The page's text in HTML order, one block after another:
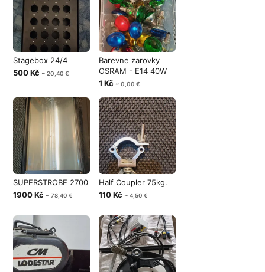
Stagebox 24/4
500 Kč ~ 20,40 €
Barevne zarovky
OSRAM - E14 40W
1 Kč ~ 0,00 €
SUPERSTROBE 2700
1900 Kč ~ 78,40 €
Half Coupler 75kg.
110 Kč ~ 4,50 €